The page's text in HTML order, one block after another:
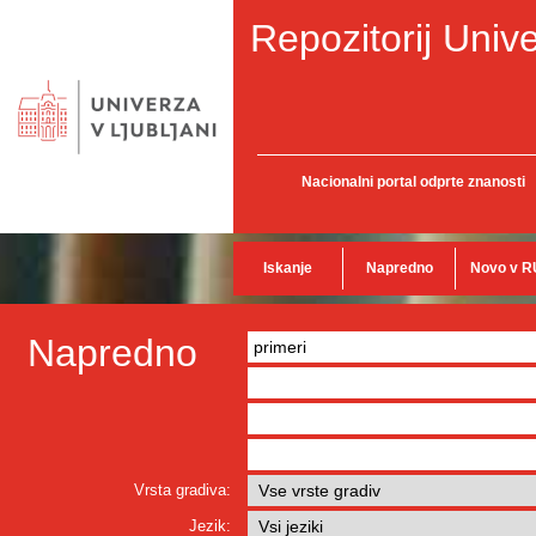
Repozitorij
Nacionalni portal odprte znanosti
Iskanje Napredno Novo v
Napredno
Vrsta gradiva:
Jezik: